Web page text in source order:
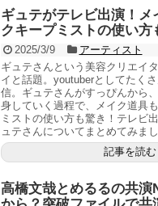
ギュテがテレビ出演！メ
クキープミストの使い方
2025/3/9
アーティスト
ギュテさんという美容クリエイ
イと話題。youtuberとしてたく
信。ギュテさんがすっぴんから
身していく過程で、メイク道具
ミストの使い方も驚き！テレビ
ュテさんについてまとめてみまし
記事を読む
高橋文哉とめるるの共演